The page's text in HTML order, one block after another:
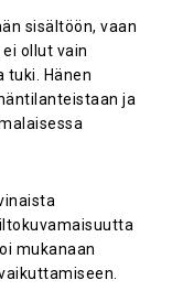
sisältöön, vaan
ei ollut vain
tuki. Hänen
ja
mukanaan